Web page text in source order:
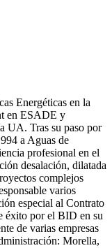
Energéticas en la
en ESADE y
UA. Tras su paso por
a Aguas de
profesional en el
desalación, dilatada
complejos
varios
especial al Contrato
éxito por el BID en su
de varias empresas
Morella,